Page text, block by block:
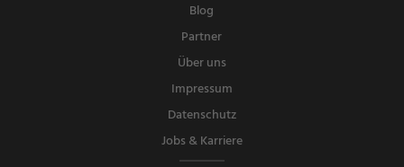
Blog
Partner
Über uns
Impressum
Datenschutz
Jobs & Karriere